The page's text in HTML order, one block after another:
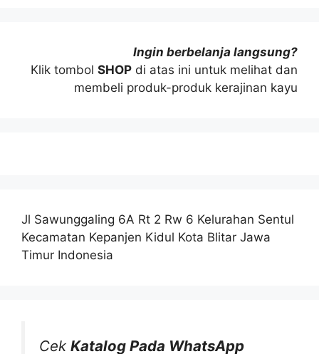
Ingin berbelanja langsung?
Klik tombol SHOP di atas ini untuk melihat dan
membeli produk-produk kerajinan kayu
Jl Sawunggaling 6A Rt 2 Rw 6 Kelurahan Sentul
Kecamatan Kepanjen Kidul Kota Blitar Jawa
Timur Indonesia
Cek Katalog Pada WhatsApp